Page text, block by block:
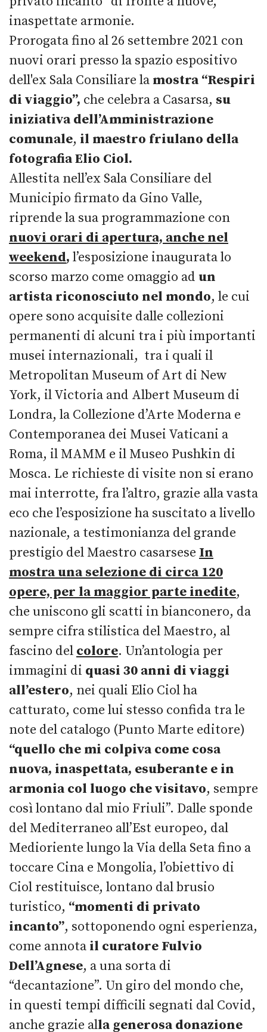
inaspettate armonie.
Prorogata fino al 26 settembre 2021 con
nuovi orari presso la spazio espositivo
dell'ex Sala Consiliare la mostra “Respiri
di viaggio”, che celebra a Casarsa, su
iniziativa dell’Amministrazione
comunale, il maestro friulano della
fotografia Elio Ciol.
Allestita nell’ex Sala Consiliare del
Municipio firmato da Gino Valle,
riprende la sua programmazione con
nuovi orari di apertura, anche nel
weekend, l’esposizione inaugurata lo
scorso marzo come omaggio ad un
artista riconosciuto nel mondo, le cui
opere sono acquisite dalle collezioni
permanenti di alcuni tra i più importanti
musei internazionali, tra i quali il
Metropolitan Museum of Art di New
York, il Victoria and Albert Museum di
Londra, la Collezione d’Arte Moderna e
Contemporanea dei Musei Vaticani a
Roma, il MAMM e il Museo Pushkin di
Mosca. Le richieste di visite non si erano
mai interrotte, fra l’altro, grazie alla vasta
eco che l’esposizione ha suscitato a livello
nazionale, a testimonianza del grande
prestigio del Maestro casarsese In
mostra una selezione di circa 120
opere, per la maggior parte inedite,
che uniscono gli scatti in bianconero, da
sempre cifra stilistica del Maestro, al
fascino del colore. Un’antologia per
immagini di quasi 30 anni di viaggi
all’estero, nei quali Elio Ciol ha
catturato, come lui stesso confida tra le
note del catalogo (Punto Marte editore)
“quello che mi colpiva come cosa
nuova, inaspettata, esuberante e in
armonia col luogo che visitavo, sempre
così lontano dal mio Friuli”. Dalle sponde
del Mediterraneo all’Est europeo, dal
Medioriente lungo la Via della Seta fino a
toccare Cina e Mongolia, l’obiettivo di
Ciol restituisce, lontano dal brusio
turistico, “momenti di privato
incanto”, sottoponendo ogni esperienza,
come annota il curatore Fulvio
Dell’Agnese, a una sorta di
“decantazione”. Un giro del mondo che,
in questi tempi difficili segnati dal Covid,
anche grazie alla generosa donazione